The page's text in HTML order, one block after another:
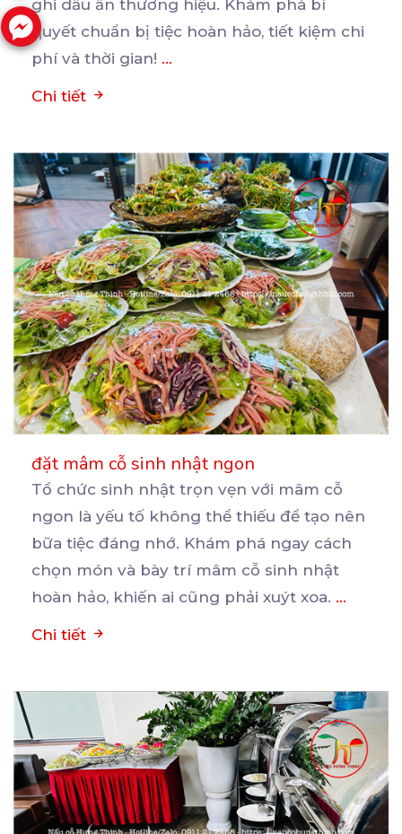
ghi dấu ấn thương hiệu. Khám phá bí
quyết chuẩn bị tiệc hoàn hảo, tiết kiệm chi
phí và thời gian! ...
Chi tiết
đặt mâm cỗ sinh nhật ngon
Tổ chức sinh nhật trọn vẹn với mâm cỗ
ngon là yếu tố không thể thiếu để tạo nên
bữa tiệc đáng nhớ. Khám phá ngay cách
chọn món và bày trí mâm cỗ sinh nhật
hoàn hảo, khiến ai cũng phải xuýt xoa. ...
Chi tiết